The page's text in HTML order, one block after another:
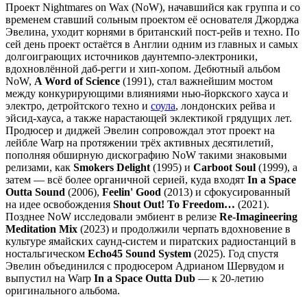
Проект Nightmares on Wax (NoW), начавшийся как группа и со
временем ставший сольным проектом её основателя Джорджа
Эвелина, уходит корнями в британский пост-рейв и техно. По
сей день проект остаётся в Англии одним из главных и самых
долгоиграющих источников даунтемпо-электроники,
вдохновлённой даб-регги и хип-хопом. Дебютный альбом
NoW, A Word of Science (1991), стал важнейшим мостом
между конкурирующими влияниями нью-йоркского хауса и
электро, детройтского техно и соула, лондонских рейва и
эйсид-хауса, а также нарастающей эклектикой грядущих лет.
Продюсер и диджей Эвелин сопровождал этот проект на
лейбле Warp на протяжении трёх активных десятилетий,
пополняя обширную дискографию NoW такими знаковыми
релизами, как Smokers Delight (1995) и Carboot Soul (1999), а
затем — всё более органичной серией, куда входят In a Space
Outta Sound (2006), Feelin' Good (2013) и сфокусированный
на идее освобождения Shout Out! To Freedom… (2021).
Позднее NoW исследовали эмбиент в релизе Re-Imagineering
Meditation Mix (2023) и продолжили черпать вдохновение в
культуре ямайских саунд-систем и пиратских радиостанций в
ностальгическом Echo45 Sound System (2025). Год спустя
Эвелин объединился с продюсером Адрианом Шервудом и
выпустил на Warp In a Space Outta Dub — к 20-летию
оригинального альбома.